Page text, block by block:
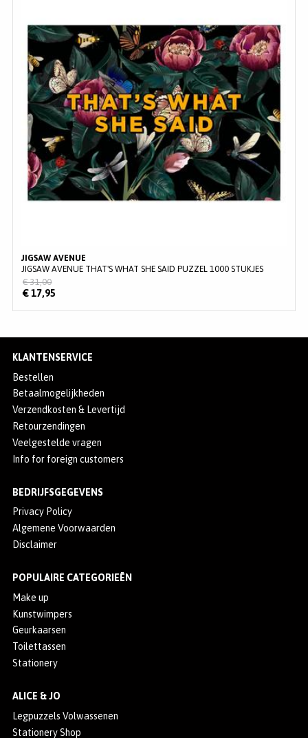
JIGSAW AVENUE
JIGSAW AVENUE THAT'S WHAT SHE SAID PUZZEL 1000 STUKJES
€ 17,95
€ 31,00
KLANTENSERVICE
Bestellen
Betaalmogelijkheden
Verzendkosten & Levertijd
Retourzendingen
Veelgestelde vragen
Info for foreign customers
BEDRIJFSGEGEVENS
Privacy Policy
Algemene Voorwaarden
Disclaimer
POPULAIRE CATEGORIEËN
Make up
Kunstwimpers
Geurkaarsen
Toilettassen
Stationery
ALICE & JO
Legpuzzels Volwassenen
Stationery Shop